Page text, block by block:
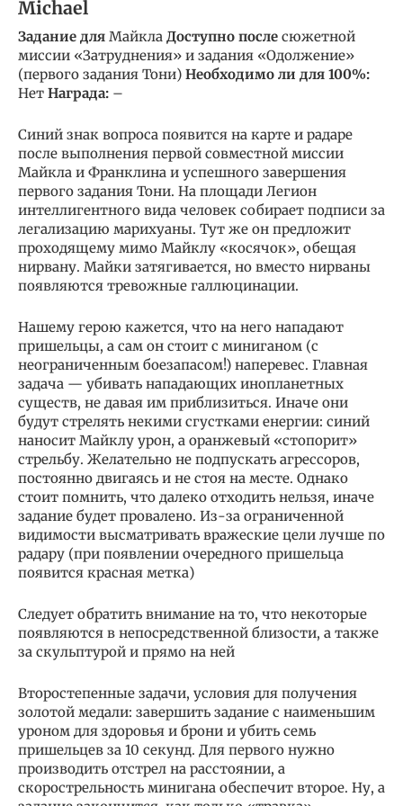
Michael
Задание для Майкла Доступно после сюжетной
миссии «Затруднения» и задания «Одолжение»
(первого задания Тони) Необходимо ли для 100%:
Нет Награда: –
Синий знак вопроса появится на карте и радаре
после выполнения первой совместной миссии
Майкла и Франклина и успешного завершения
первого задания Тони. На площади Легион
интеллигентного вида человек собирает подписи за
легализацию марихуаны. Тут же он предложит
проходящему мимо Майклу «косячок», обещая
нирвану. Майки затягивается, но вместо нирваны
появляются тревожные галлюцинации.
Нашему герою кажется, что на него нападают
пришельцы, а сам он стоит с миниганом (с
неограниченным боезапасом!) наперевес. Главная
задача — убивать нападающих инопланетных
существ, не давая им приблизиться. Иначе они
будут стрелять некими сгустками енергии: синий
наносит Майклу урон, а оранжевый «стопорит»
стрельбу. Желательно не подпускать агрессоров,
постоянно двигаясь и не стоя на месте. Однако
стоит помнить, что далеко отходить нельзя, иначе
задание будет провалено. Из-за ограниченной
видимости высматривать вражеские цели лучше по
радару (при появлении очередного пришельца
появится красная метка)
Следует обратить внимание на то, что некоторые
появляются в непосредственной близости, а также
за скульптурой и прямо на ней
Второстепенные задачи, условия для получения
золотой медали: завершить задание с наименьшим
уроном для здоровья и брони и убить семь
пришельцев за 10 секунд. Для первого нужно
производить отстрел на расстоянии, а
скорострельность минигана обеспечит второе. Ну, а